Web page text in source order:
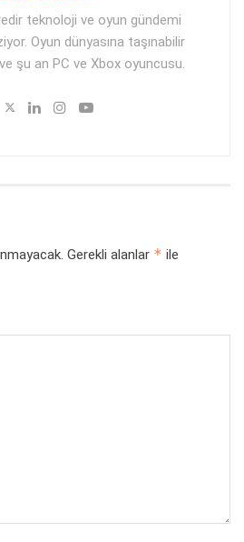
teknoloji ve oyun gündemi
Oyun dünyasına taşınabilir
şu an PC ve Xbox oyuncusu.
Gerekli alanlar * ile